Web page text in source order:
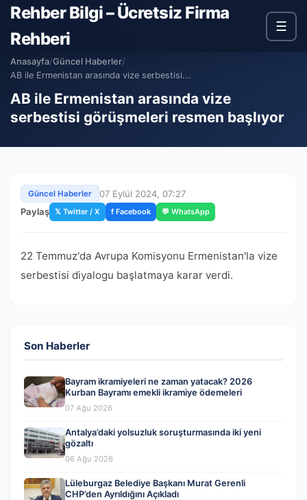
Rehber Bilgi – Ücretsiz Firma
Rehberi
☰
Anasayfa/Güncel Haberler/
AB ile Ermenistan arasında vize serbestisi...
AB ile Ermenistan arasında vize
serbestisi görüşmeleri resmen başlıyor
Güncel Haberler
07 Eylül 2024, 07:27
Paylaş 𝕏 Twitter / X f Facebook 💬 WhatsApp
22 Temmuz'da Avrupa Komisyonu Ermenistan'la vize
serbestisi diyalogu başlatmaya karar verdi.
Son Haberler
Bayram ikramiyeleri ne zaman yatacak? 2026
Kurban Bayramı emekli ikramiye ödemeleri
07 Ağu 2026
Antalya’daki yolsuzluk soruşturmasında iki yeni
gözaltı
06 Ağu 2026
Lüleburgaz Belediye Başkanı Murat Gerenli
CHP’den Ayrıldığını Açıkladı